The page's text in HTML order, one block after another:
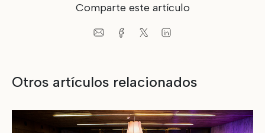
Comparte este artículo
Otros artículos relacionados